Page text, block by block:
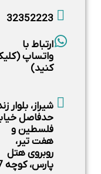
32352223
ارتباط با
واتساپ
کنید)
شیراز، بلوار
حدفاصل
فلسطین و
هفت تیر،
روبروی هتل
پارس، کوچه 47